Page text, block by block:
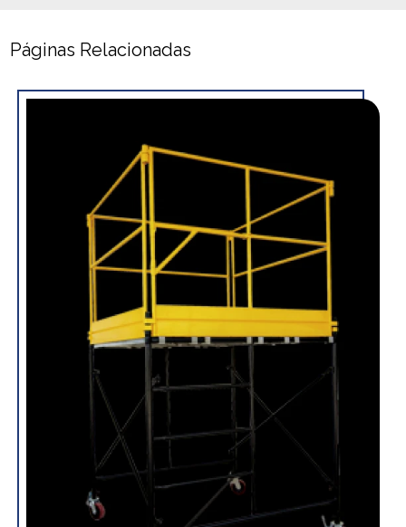
Páginas Relacionadas